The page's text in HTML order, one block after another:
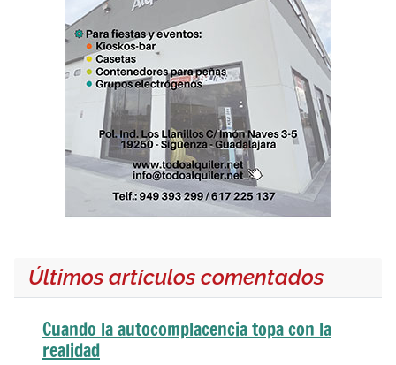
Últimos artículos comentados
Cuando la autocomplacencia topa con la
realidad